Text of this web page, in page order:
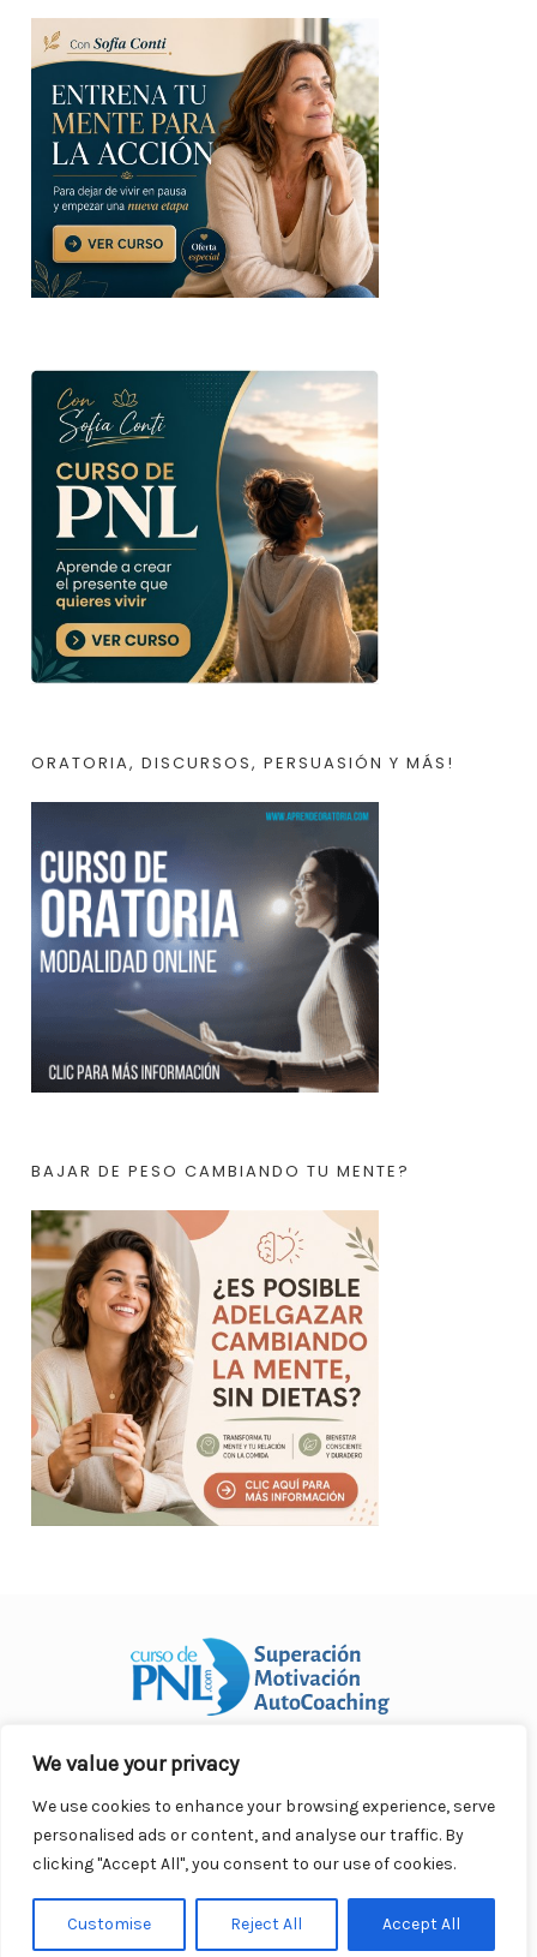
We value your privacy
We use cookies to enhance your browsing experience, serve
personalised ads or content, and analyse our traffic. By
clicking "Accept All", you consent to our use of cookies.
Customise Reject All Accept All
ORATORIA, DISCURSOS, PERSUASIÓN Y MÁS!
BAJAR DE PESO CAMBIANDO TU MENTE?
Curso Práctico de PNL a distancia
derechos reservados.
Contacto |
Privacidad | Términos Legales |
Antispam |
Responsabilidad